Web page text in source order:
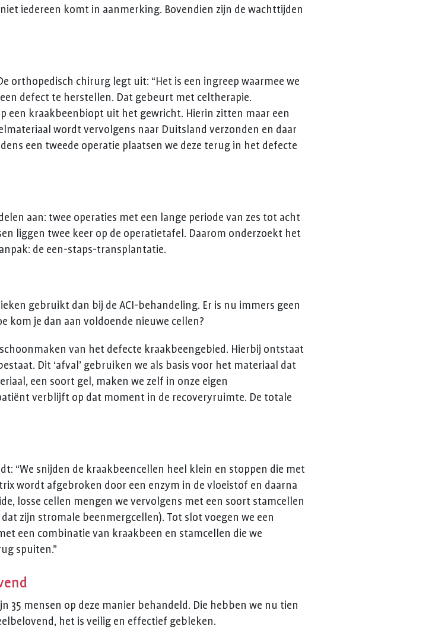
iedereen komt in aanmerking. Bovendien zijn de wachttijden
orthopedisch chirurg legt uit: “Het is een ingreep waarmee we
defect te herstellen. Dat gebeurt met celtherapie.
een kraakbeenbiopt uit het gewricht. Hierin zitten maar een
wordt vervolgens naar Duitsland verzonden en daar
een tweede operatie plaatsen we deze terug in het defecte
aan: twee operaties met een lange periode van zes tot acht
liggen twee keer op de operatietafel. Daarom onderzoekt het
de een-staps-transplantatie.
gebruikt dan bij de ACI-behandeling. Er is nu immers geen
kom je dan aan voldoende nieuwe cellen?
van het defecte kraakbeengebied. Hierbij ontstaat
Dit ‘afval’ gebruiken we als basis voor het materiaal dat
een soort gel, maken we zelf in onze eigen
verblijft op dat moment in de recoveryruimte. De totale
“We snijden de kraakbeencellen heel klein en stoppen die met
wordt afgebroken door een enzym in de vloeistof en daarna
losse cellen mengen we vervolgens met een soort stamcellen
zijn stromale beenmergcellen). Tot slot voegen we een
een combinatie van kraakbeen en stamcellen die we
spuiten.”
35 mensen op deze manier behandeld. Die hebben we nu tien
het is veilig en effectief gebleken.